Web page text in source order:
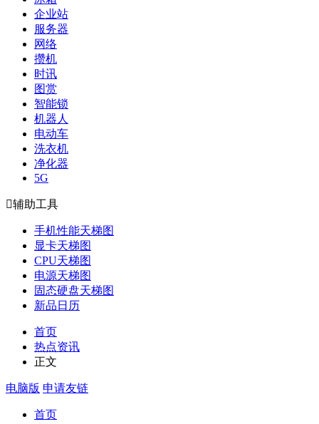
企业站
服务器
网络
攒机
时讯
图赏
智能锁
机器人
电动车
洗衣机
净化器
5G
辅助工具
手机性能天梯图
显卡天梯图
CPU天梯图
电源天梯图
固态硬盘天梯图
新品日历
首页
热点资讯
正文
电脑版 申请友链
首页